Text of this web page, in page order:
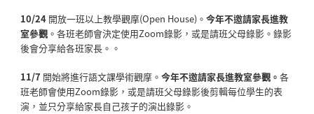
10/24開放一班以上教學觀摩(Open House)。 今年不邀請家長進教
室參觀。各班老師會決定使用Zoom錄影，或是請班父母錄影。 錄影
後會分享給各班家長。。
11/7 開始將進行語文課學術觀摩。 今年不邀請家長進教室參觀。 各
班老師會使用Zoom錄影， 或是請班父母錄影後剪輯每位學生的表
演， 並只分享給家長自己孩子的演出錄影。